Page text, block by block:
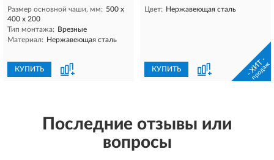
Размер основной чаши, мм: 500 х
400 х 200
Тип монтажа: Врезные
Материал: Нержавеющая сталь
КУПИТЬ
Цвет: Нержавеющая сталь
КУПИТЬ - ХИТ -
продаж
Последние отзывы или
вопросы